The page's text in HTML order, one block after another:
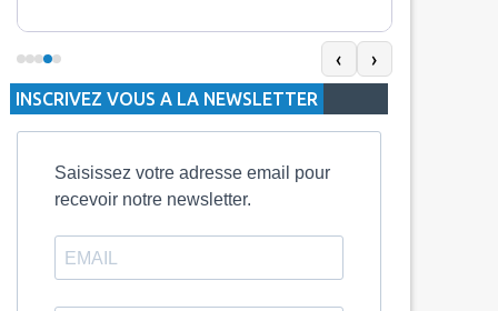
5 Dh inclut 100 Mo, le Pass 10 Dh offre 400 Mo,
tandis que les formules à 20 Dh et 30 Dh
proposent respectivement 1 Go et 2 Go. Les
durées de validité sont de 3 jours pour
‹ ›
INSCRIVEZ VOUS A LA NEWSLETTER
Saisissez votre adresse email pour
recevoir notre newsletter.